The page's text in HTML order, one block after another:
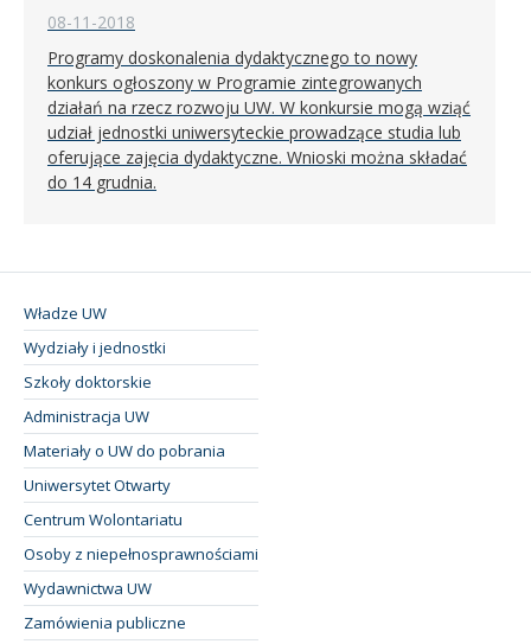
08-11-2018
Programy doskonalenia dydaktycznego to nowy
konkurs ogłoszony w Programie zintegrowanych
działań na rzecz rozwoju UW. W konkursie mogą wziąć
udział jednostki uniwersyteckie prowadzące studia lub
oferujące zajęcia dydaktyczne. Wnioski można składać
do 14 grudnia.
Władze UW
Wydziały i jednostki
Szkoły doktorskie
Administracja UW
Materiały o UW do pobrania
Uniwersytet Otwarty
Centrum Wolontariatu
Osoby z niepełnosprawnościami
Wydawnictwa UW
Zamówienia publiczne